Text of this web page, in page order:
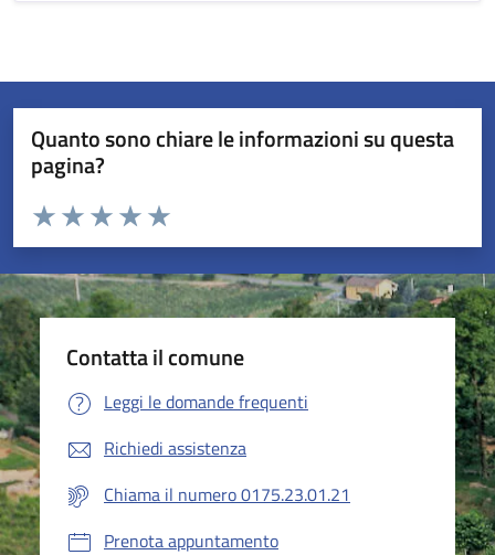
Quanto sono chiare le informazioni su questa
pagina?
Valuta da 1 a 5 stelle la pagina
Valuta 5 stelle su 5
Valuta 4 stelle su 5
Valuta 3 stelle su 5
Valuta 2 stelle su 5
Valuta 1 stelle su 5
Contatta il comune
Leggi le domande frequenti
Richiedi assistenza
Chiama il numero 0175.23.01.21
Prenota appuntamento